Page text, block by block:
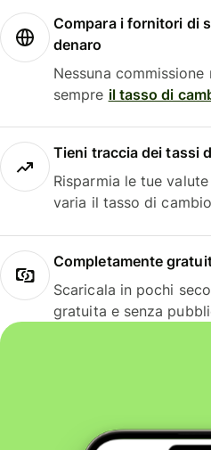
Compara i fornitori di
denaro
Nessuna
sempre il tasso di
Tieni traccia dei tassi
Risparmia le tue
varia il tasso di
Completamente
Scaricala in pochi
gratuita e senza